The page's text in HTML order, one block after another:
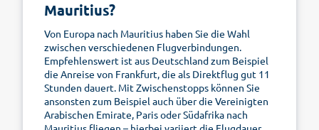
Mauritius?
Von Europa nach Mauritius haben Sie die Wahl
zwischen verschiedenen Flugverbindungen.
Empfehlenswert ist aus Deutschland zum Beispiel
die Anreise von Frankfurt, die als Direktflug gut 11
Stunden dauert. Mit Zwischenstopps können Sie
ansonsten zum Beispiel auch über die Vereinigten
Arabischen Emirate, Paris oder Südafrika nach